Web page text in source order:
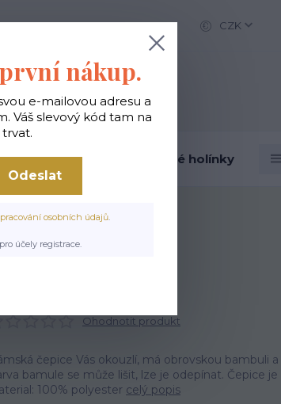
CZK
Doplňky Designové holínky
dámská - Iluze
Ohodnotit produkt
čepice Vás okouzlí, má obrovskou bambuli
bamule se může lišit, lze je odepínat. Čepice
100% polyester celý popis
nákup.
e-mailovou adresu a
Váš slevový kód tam na
Odeslat
osobních údajů.
pro účely registrace.